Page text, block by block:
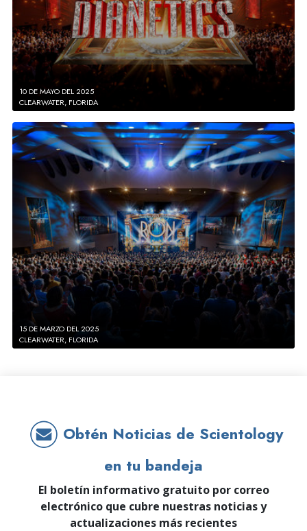
10 DE MAYO DEL 2025
CLEARWATER, FLORIDA
15 DE MARZO DEL 2025
CLEARWATER, FLORIDA
Obtén Noticias de Scientology
en tu bandeja
El boletín informativo gratuito por correo
electrónico que cubre nuestras noticias y
actualizaciones más recientes